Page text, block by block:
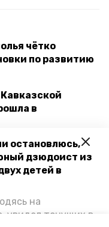
остановлюсь,
дзюдоист из
детей в
на
увидел тонущих в
чётко
по развитию
в
проекты